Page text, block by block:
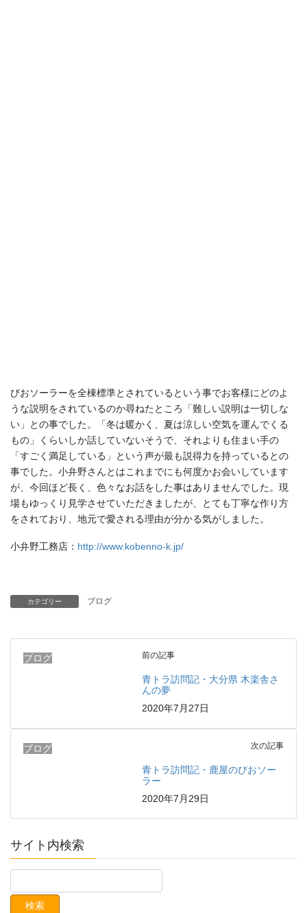
びおソーラーを全棟標準とされているという事でお客様にどのよ
うな説明をされているのか尋ねたところ「難しい説明は一切しな
い」との事でした。「冬は暖かく、夏は涼しい空気を運んでくる
もの」くらいしか話していないそうで、それよりも住まい手の
「すごく満足している」という声が最も説得力を持っているとの
事でした。小弁野さんとはこれまでにも何度かお会いしています
が、今回ほど長く、色々なお話をした事はありませんでした。現
場もゆっくり見学させていただきましたが、とても丁寧な作り方
をされており、地元で愛される理由が分かる気がしました。
小弁野工務店： http://www.kobenno-k.jp/
カテゴリー ブログ
ブログ 前の記事
青トラ訪問記・大分県 木楽舎さ
んの夢
2020年7月27日
ブログ 次の記事
青トラ訪問記・鹿屋のびおソー
ラー
2020年7月29日
サイト内検索